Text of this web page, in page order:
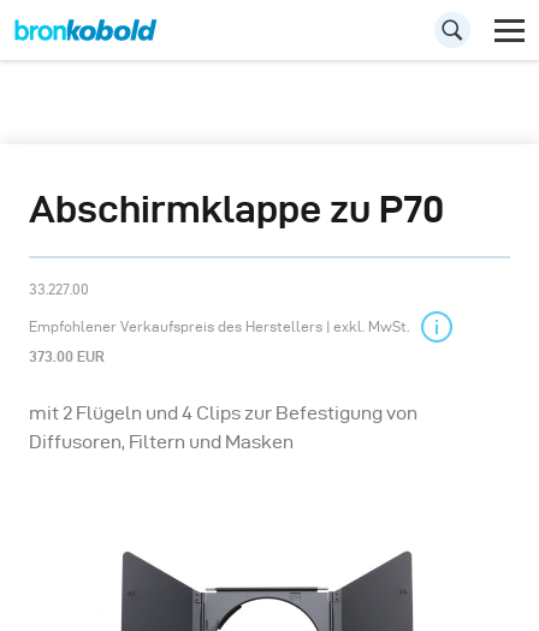
Abschirmklappe zu P70
33.227.00
Empfohlener Verkaufspreis des Herstellers | exkl. MwSt.
373.00 EUR
mit 2 Flügeln und 4 Clips zur Befestigung von
Diffusoren, Filtern und Masken